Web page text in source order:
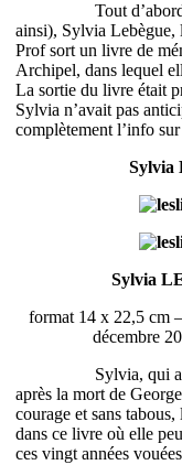
Tout d’abord
ainsi), Sylvia Lebègue,
Prof sort un livre de
Archipel, dans lequel
La sortie du livre était
Sylvia n’avait pas
complètement l’info
Sylvia
Sylvia
format 14 x 22,5 cm
décembre
Sylvia, qui a eu
après la mort de
courage et sans tabous,
dans ce livre où elle
ces vingt années